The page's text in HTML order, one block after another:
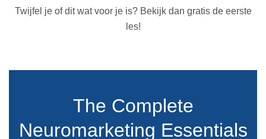
Twijfel je of dit wat voor je is? Bekijk dan gratis de eerste
les!
The Complete
Neuromarketing Essentials